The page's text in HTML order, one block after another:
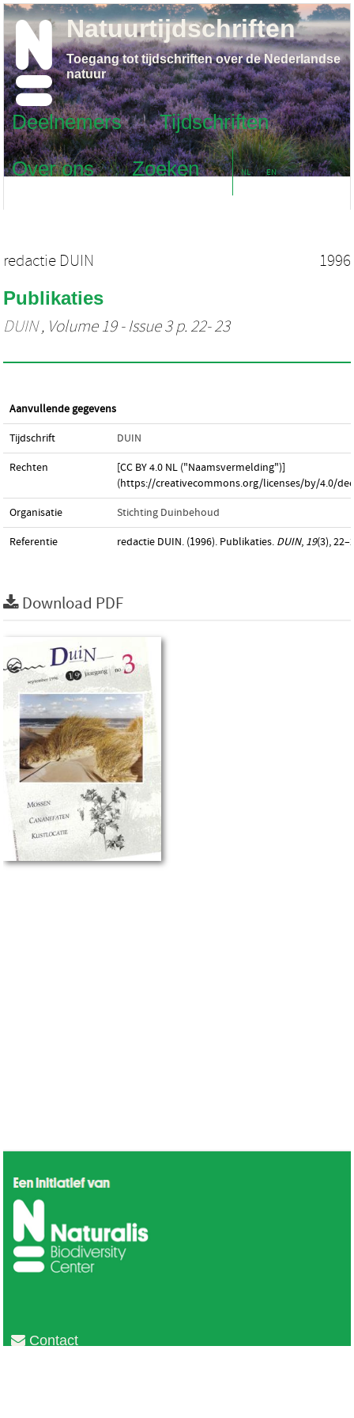
Deelnemers
Tijdschriften
Over ons
Zoeken NL EN
Natuurtijdschriften
Toegang tot tijdschriften over de Nederlandse
natuur
redactie DUIN 1996
Publikaties
DUIN, Volume 19 - Issue 3 p. 22- 23
Aanvullende gegevens
Tijdschrift DUIN
Rechten
[CC BY 4.0 NL ("Naamsvermelding")]
(https://creativecommons.org/licenses/by/4.0/
Organisatie Stichting Duinbehoud
Referentie redactie DUIN. (1996). Publikaties. DUIN, 19(3),
Download PDF
Contact